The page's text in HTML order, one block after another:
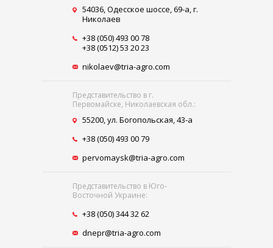
54036, Одесское шоссе, 69-а, г.
Николаев
+38 (050) 493 00 78
+38 (0512) 53 20 23
nikolaev@tria-agro.com
Представительство в г.
Первомайске, Николаевская обл.:
55200, ул. Богопольская, 43-а
+38 (050) 493 00 79
pervomaysk@tria-agro.com
Представительство в Юго-
Восточной Украине:
+38 (050) 344 32 62
dnepr@tria-agro.com